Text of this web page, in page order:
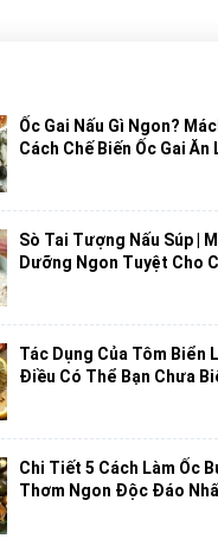
Ốc Gai Nấu Gì Ngon?
Cách Chế Biến Ốc Gai Ăn
Sò Tai Tượng Nấu Súp |
Dưỡng Ngon Tuyệt Cho
Tác Dụng Của Tôm Biển
Điều Có Thể Bạn Chưa
Chi Tiết 5 Cách Làm Ốc
Thơm Ngon Độc Đáo